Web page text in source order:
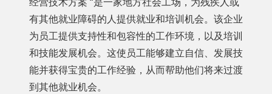
有其他就业障碍的人提供就业和培训机会。该企业
为员工提供支持性和包容性的工作环境，以及培训
和技能发展机会。这使员工能够建立自信、发展技
能并获得宝贵的工作经验，从而帮助他们将来过渡
到其他就业机会。